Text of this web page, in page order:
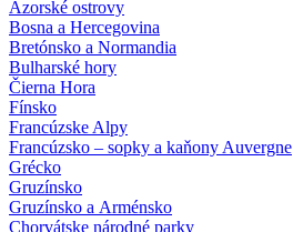
Azorské ostrovy
Bosna a Hercegovina
Bretónsko a Normandia
Bulharské hory
Čierna Hora
Fínsko
Francúzske Alpy
Francúzsko – sopky a kaňony Auvergne
Grécko
Gruzínsko
Gruzínsko a Arménsko
Chorvátske národné parky